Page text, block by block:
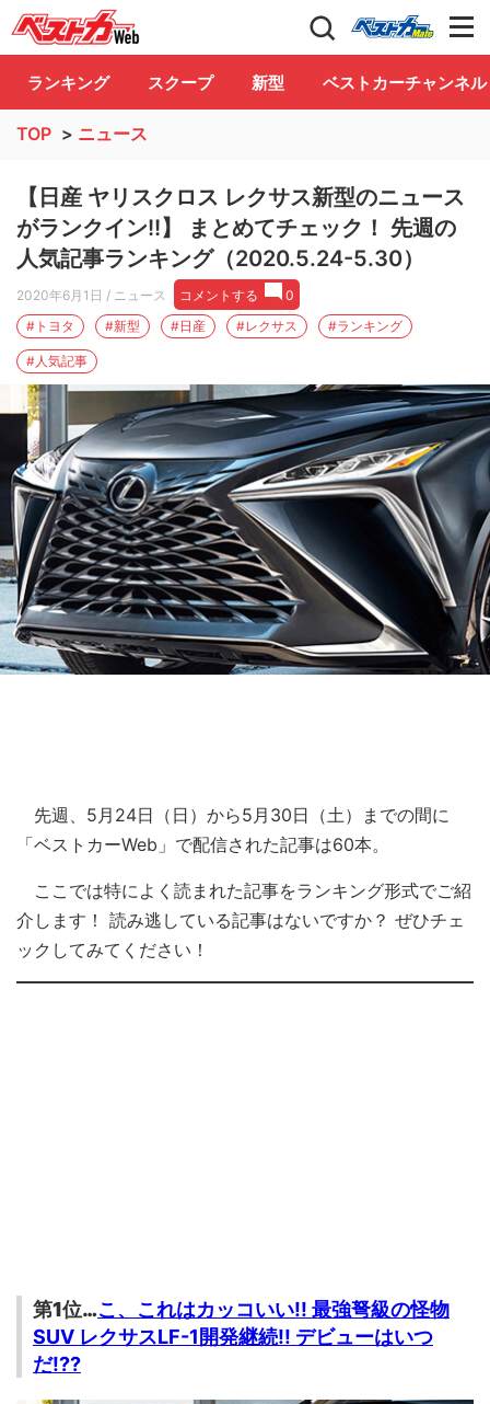
自動車情報誌「ベストカー」 Club
ランキング スクープ 新型 ベストカーチャンネル
TOP > ニュース
【日産 ヤリスクロス レクサス新型のニュース
がランクイン!!】 まとめてチェック！ 先週の
人気記事ランキング（2020.5.24-5.30）
2020年6月1日 / ニュース コメントする
0
#トヨタ
#新型 #日産 #レクサス #ランキング
#人気記事
先週、5月24日（日）から5月30日（土）までの間に
「ベストカーWeb」で配信された記事は60本。
ここでは特によく読まれた記事をランキング形式でご紹
介します！ 読み逃している記事はないですか？ ぜひチェ
ックしてみてください！
第1位…こ、これはカッコいい!! 最強弩級の怪物
SUV レクサスLF-1開発継続!! デビューはいつ
だ!??